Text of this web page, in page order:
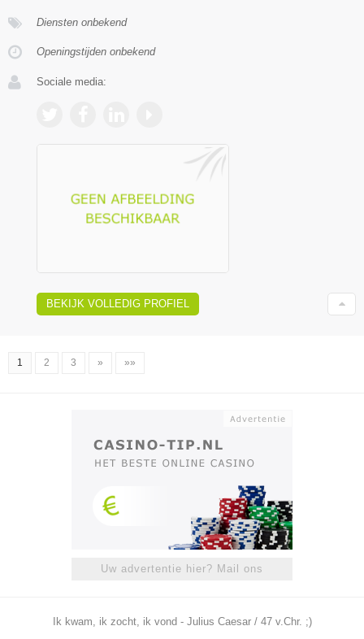
Diensten onbekend
Openingstijden onbekend
Sociale media:
BEKIJK VOLLEDIG PROFIEL
1 2 3 » »»
Uw advertentie hier? Mail ons
Ik kwam, ik zocht, ik vond - Julius Caesar / 47 v.Chr. ;)